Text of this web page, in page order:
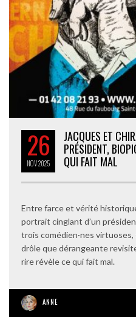
26
NOV2025
JACQUES ET
PRÉSIDENT,
QUI FAIT MAL
Entre farce et vérité
portrait cinglant d’un
trois comédien·nes
drôle que dérangeante
rire révèle ce qui fait mal.
ANNE